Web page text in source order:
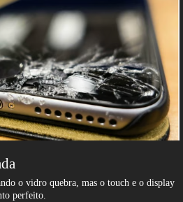
o vidro quebra, mas o touch e o display
perfeito.